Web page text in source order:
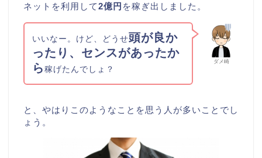
ネットを利用して2億円 を稼ぎ出しました。
ダメ崎
いいなー。けど、どうせ頭が良か
ったり、センスがあったか
ら稼げたんでしょ？
と、やはりこのようなことを思う人が多いことでし
ょう。